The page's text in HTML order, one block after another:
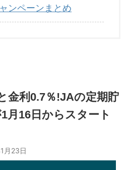
ンペーンまとめ
金利0.7％!JAの定期貯
月16日からスタート
月23日